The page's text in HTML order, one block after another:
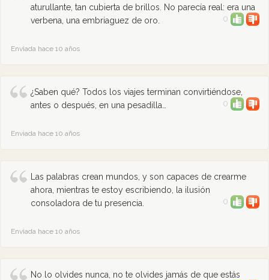
aturullante, tan cubierta de brillos. No parecía real: era una
verbena, una embriaguez de oro.
0
Enviada hace 10 años
¿Saben qué? Todos los viajes terminan convirtiéndose,
antes o después, en una pesadilla…
0
Enviada hace 10 años
Las palabras crean mundos, y son capaces de crearme
ahora, mientras te estoy escribiendo, la ilusión
consoladora de tu presencia.
0
Enviada hace 10 años
No lo olvides nunca, no te olvides jamás de que estás